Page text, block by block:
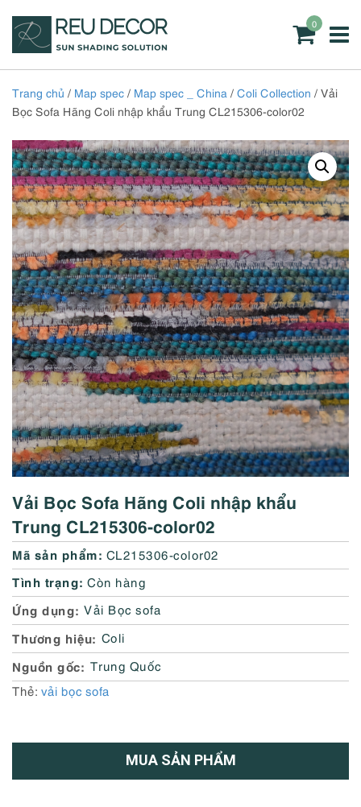
0
Trang chủ / Map spec / Map spec _ China / Coli Collection / Vải
Bọc Sofa Hãng Coli nhập khẩu Trung CL215306-color02
Vải Bọc Sofa Hãng Coli nhập khẩu
Trung CL215306-color02
Mã sản phẩm: CL215306-color02
Tình trạng: Còn hàng
Ứng dụng Vải Bọc sofa
Thương hiệu Coli
Nguồn gốc
Trung Quốc
Thẻ: vải bọc sofa
MUA SẢN PHẨM